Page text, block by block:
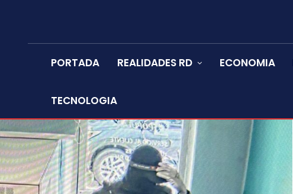
PORTADA REALIDADES RD ECONOMIA
TECNOLOGIA